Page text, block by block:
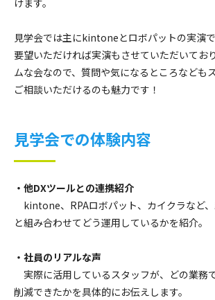
見学会では主にkintoneとロボパットの実演
要望いただければ実演もさせていただいてお
ムな会なので、質問や気になるところなども
ご相談いただけるのも魅力です！
見学会での体験内容
・他DXツールとの連携紹介
kintone、RPAロボパット、カイクラなど
と組み合わせてどう運用しているかを紹介。
・社員のリアルな声
実際に活用しているスタッフが、どの業務
削減できたかを具体的にお伝えします。